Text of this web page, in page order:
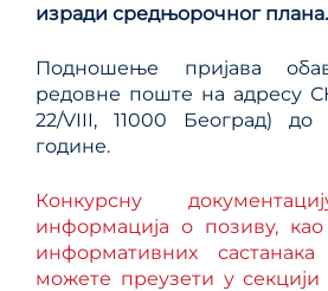
изради средњорочног плана.
Подношење пријава
редовне поште на адресу
22/VIII, 11000 Београд) до
године.
Конкурсну
информација о позиву,
информативних
можете преузети у